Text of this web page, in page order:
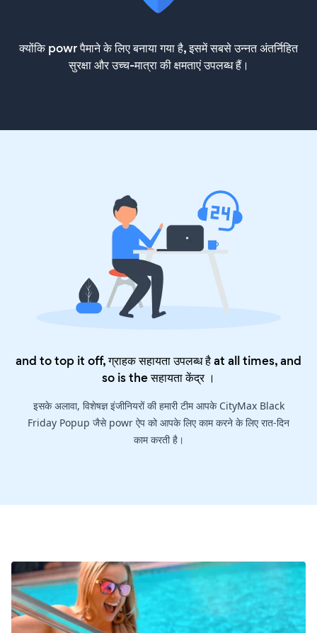
क्योंकि powr पैमाने के लिए बनाया गया है, इसमें सबसे उन्नत अंतर्निहित
सुरक्षा और उच्च-मात्रा की क्षमताएं उपलब्ध हैं।
and to top it off, ग्राहक सहायता उपलब्ध है at all times, and
so is theसहायता केंद्र।
इसके अलावा, विशेषज्ञ इंजीनियरों की हमारी टीम आपके CityMax Black
Friday Popup जैसे powr ऐप को आपके लिए काम करने के लिए रात-दिन
काम करती है।